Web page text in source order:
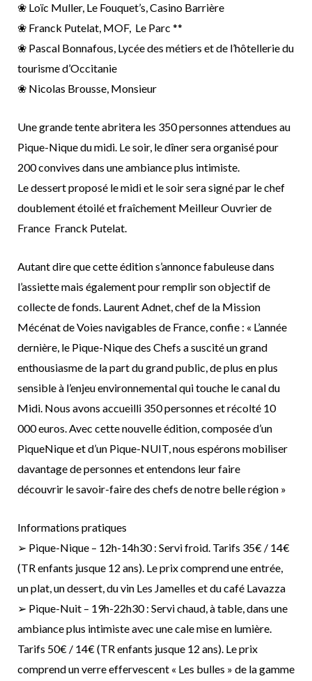
❀ Loïc Muller, Le Fouquet’s, Casino Barrière
❀ Franck Putelat, MOF, Le Parc **
❀ Pascal Bonnafous, Lycée des métiers et de l’hôtellerie du
tourisme d’Occitanie
❀ Nicolas Brousse, Monsieur
Une grande tente abritera les 350 personnes attendues au
Pique-Nique du midi. Le soir, le dîner sera organisé pour
200 convives dans une ambiance plus intimiste.
Le dessert proposé le midi et le soir sera signé par le chef
doublement étoilé et fraîchement Meilleur Ouvrier de
France Franck Putelat.
Autant dire que cette édition s’annonce fabuleuse dans
l’assiette mais également pour remplir son objectif de
collecte de fonds. Laurent Adnet, chef de la Mission
Mécénat de Voies navigables de France, confie : « L’année
dernière, le Pique-Nique des Chefs a suscité un grand
enthousiasme de la part du grand public, de plus en plus
sensible à l’enjeu environnemental qui touche le canal du
Midi. Nous avons accueilli 350 personnes et récolté 10
000 euros. Avec cette nouvelle édition, composée d’un
PiqueNique et d’un Pique-NUIT, nous espérons mobiliser
davantage de personnes et entendons leur faire
découvrir le savoir-faire des chefs de notre belle région »
Informations pratiques
➢ Pique-Nique – 12h-14h30 : Servi froid. Tarifs 35€ / 14€
(TR enfants jusque 12 ans). Le prix comprend une entrée,
un plat, un dessert, du vin Les Jamelles et du café Lavazza
➢ Pique-Nuit – 19h-22h30 : Servi chaud, à table, dans une
ambiance plus intimiste avec une cale mise en lumière.
Tarifs 50€ / 14€ (TR enfants jusque 12 ans). Le prix
comprend un verre effervescent « Les bulles » de la gamme